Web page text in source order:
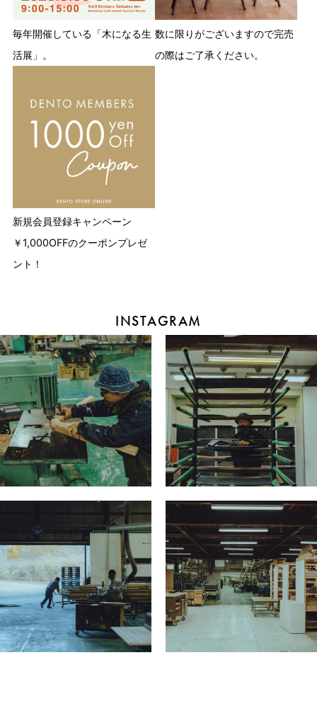
毎年開催している「木になる生
活展」。
数に限りがございますので完売
の際はご了承ください。
新規会員登録キャンペーン
￥1,000OFFのクーポンプレゼ
ント！
INSTAGRAM